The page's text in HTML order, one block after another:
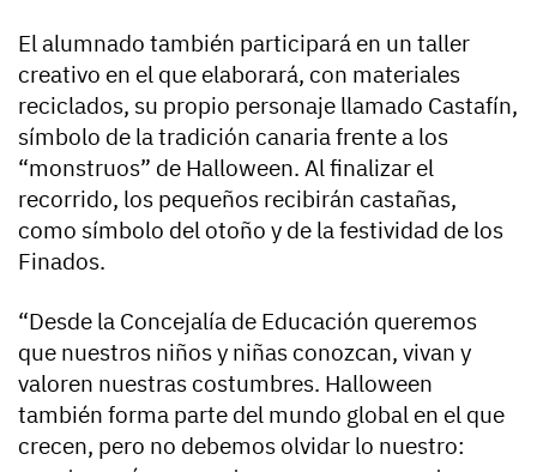
El alumnado también participará en un taller
creativo en el que elaborará, con materiales
reciclados, su propio personaje llamado Castafín,
símbolo de la tradición canaria frente a los
“monstruos” de Halloween. Al finalizar el
recorrido, los pequeños recibirán castañas,
como símbolo del otoño y de la festividad de los
Finados.
“Desde la Concejalía de Educación queremos
que nuestros niños y niñas conozcan, vivan y
valoren nuestras costumbres. Halloween
también forma parte del mundo global en el que
crecen, pero no debemos olvidar lo nuestro: